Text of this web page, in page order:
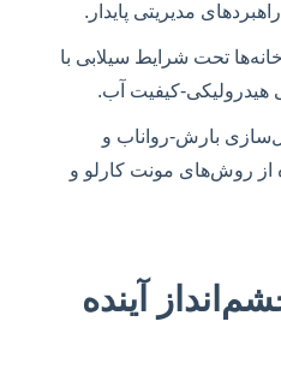
مدیریتی پایدار.
تحت شرایط سیلابی با
هیدرولیکی-کیفیت آب.
بارش-رواناب و
از روش‌های مونت کارلو و
آینده